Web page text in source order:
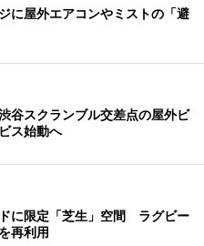
に屋外エアコンやミストの「避
谷スクランブル交差点の屋外ビ
ス始動へ
に限定「芝生」空間 ラグビー
再利用